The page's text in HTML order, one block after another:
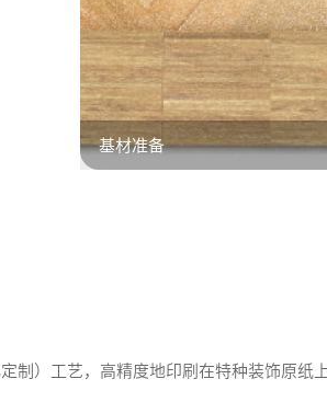
基材准备
制）工艺，高精度地印刷在特种装饰原纸上